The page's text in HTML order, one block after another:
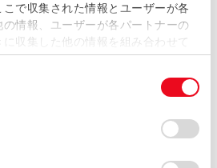
で収集された情報とユーザーが各
情報、ユーザーが各パートナーの
収集した他の情報を組み合わせて
当ウェブサイトの使用を続行する
クッキー)が保存されることに同
Cookie(クッキー)のオプトアウト、
したりするにあたっては、当社の